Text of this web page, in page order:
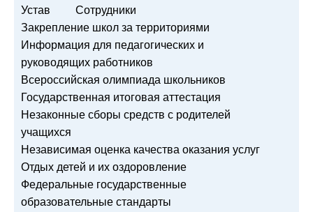
Устав
Сотрудники
Закрепление школ за территориями
Информация для педагогических и
руководящих работников
Всероссийская олимпиада школьников
Государственная итоговая аттестация
Незаконные сборы средств с родителей
учащихся
Независимая оценка качества оказания услуг
Отдых детей и их оздоровление
Федеральные государственные
образовательные стандарты